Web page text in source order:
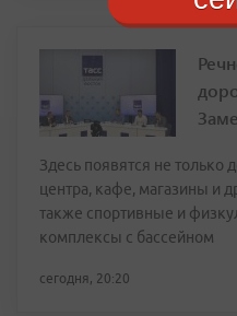
Здесь появятся не только
центра, кафе, магазины и
также спортивные и
комплексы с бассейном
сегодня, 20:20